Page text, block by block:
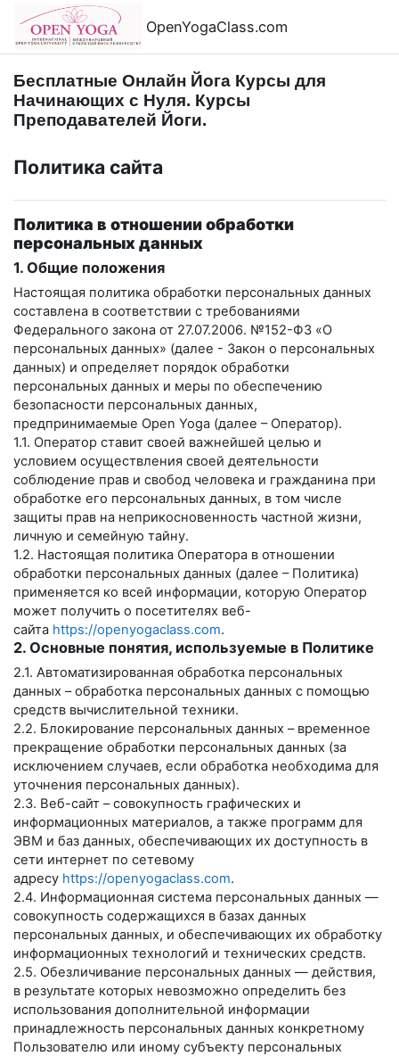
Перейти к основному содержанию
OpenYogaClass.com
Бесплатные Онлайн Йога Курсы для
Начинающих с Нуля. Курсы
Преподавателей Йоги.
Политика сайта
Политика в отношении обработки
персональных данных
1. Общие положения
Настоящая политика обработки персональных данных
составлена в соответствии с требованиями
Федерального закона от 27.07.2006. №152-ФЗ «О
персональных данных» (далее - Закон о персональных
данных) и определяет порядок обработки
персональных данных и меры по обеспечению
безопасности персональных данных,
предпринимаемые Open Yoga (далее – Оператор).
1.1. Оператор ставит своей важнейшей целью и
условием осуществления своей деятельности
соблюдение прав и свобод человека и гражданина при
обработке его персональных данных, в том числе
защиты прав на неприкосновенность частной жизни,
личную и семейную тайну.
1.2. Настоящая политика Оператора в отношении
обработки персональных данных (далее – Политика)
применяется ко всей информации, которую Оператор
может получить о посетителях веб-
сайта https://openyogaclass.com.
2. Основные понятия, используемые в Политике
2.1. Автоматизированная обработка персональных
данных – обработка персональных данных с помощью
средств вычислительной техники.
2.2. Блокирование персональных данных – временное
прекращение обработки персональных данных (за
исключением случаев, если обработка необходима для
уточнения персональных данных).
2.3. Веб-сайт – совокупность графических и
информационных материалов, а также программ для
ЭВМ и баз данных, обеспечивающих их доступность в
сети интернет по сетевому
адресу https://openyogaclass.com.
2.4. Информационная система персональных данных —
совокупность содержащихся в базах данных
персональных данных, и обеспечивающих их обработку
информационных технологий и технических средств.
2.5. Обезличивание персональных данных — действия,
в результате которых невозможно определить без
использования дополнительной информации
принадлежность персональных данных конкретному
Пользователю или иному субъекту персональных